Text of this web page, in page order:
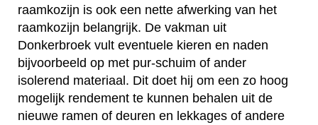
raamkozijn is ook een nette afwerking van het
raamkozijn belangrijk. De vakman uit
Donkerbroek vult eventuele kieren en naden
bijvoorbeeld op met pur-schuim of ander
isolerend materiaal. Dit doet hij om een zo hoog
mogelijk rendement te kunnen behalen uit de
nieuwe ramen of deuren en lekkages of andere